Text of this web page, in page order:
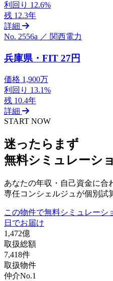
利回り 12.6%
残 12.3年
詳細
No. 2556a ／ 関西電力
兵庫県・FIT 27円
価格 1,900万
利回り 13.1%
残 10.4年
詳細
START NOW
迷ったらまず
無料シミュレーシ
あなたの年収・自己資金に合
専任コンシェルジュが個別試
この物件で無料シミュレーシ
日でお届け
1,472億
取扱総額
7,418件
取扱物件
仲介No.1